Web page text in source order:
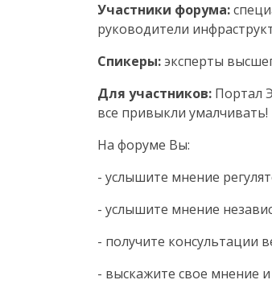
Участники форума:
руководители
Спикеры:эксперты
Для участников: Портал
все привыкли умалчивать!
На форуме Вы:
- услышите мнение
- услышите мнение
- получите консультации
- выскажите свое мнение